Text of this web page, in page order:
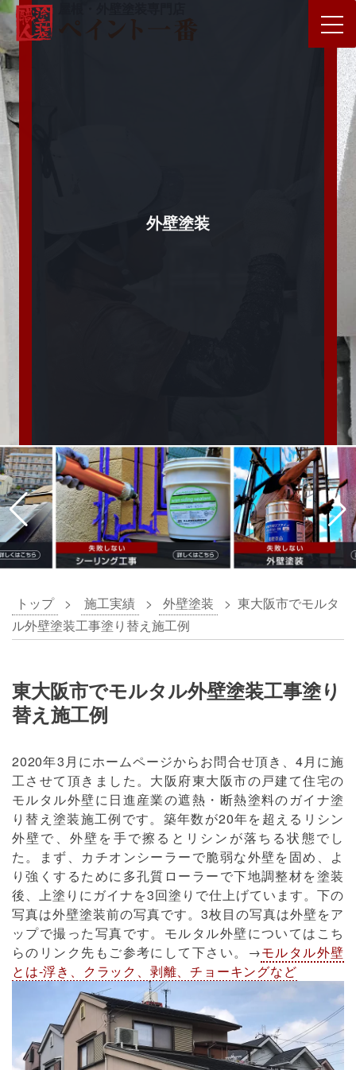
外壁塗装
トップ > 施工実績 > 外壁塗装 > 東大阪市でモルタ
ル外壁塗装工事塗り替え施工例
東大阪市でモルタル外壁塗装工事塗り
替え施工例
2020年3月にホームページからお問合せ頂き、4月に施
工させて頂きました。大阪府東大阪市の戸建て住宅の
モルタル外壁に日進産業の遮熱・断熱塗料のガイナ塗
り替え塗装施工例です。築年数が20年を超えるリシン
外壁で、外壁を手で擦るとリシンが落ちる状態でし
た。まず、カチオンシーラーで脆弱な外壁を固め、よ
り強くするために多孔質ローラーで下地調整材を塗装
後、上塗りにガイナを3回塗りで仕上げています。下の
写真は外壁塗装前の写真です。3枚目の写真は外壁をア
ップで撮った写真です。モルタル外壁についてはこち
らのリンク先もご参考にして下さい。→モルタル外壁
とは-浮き、クラック、剥離、チョーキングなど